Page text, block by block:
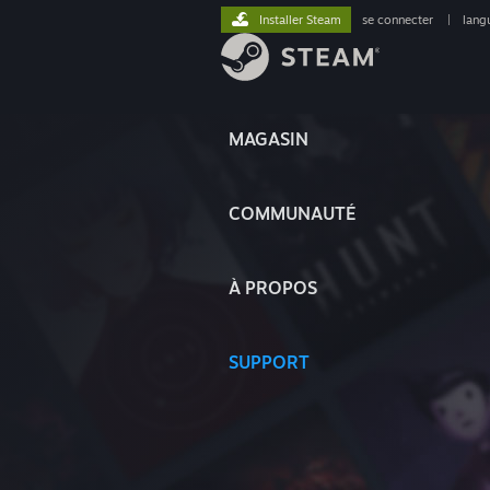
MAGASIN
COMMUNAUTÉ
À PROPOS
SUPPORT
Installer Steam se connecter